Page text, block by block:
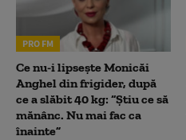
PRO FM
Ce nu-i lipsește Monicăi
Anghel din frigider, după
ce a slăbit 40 kg: “Știu ce să
mănânc. Nu mai fac ca
înainte”